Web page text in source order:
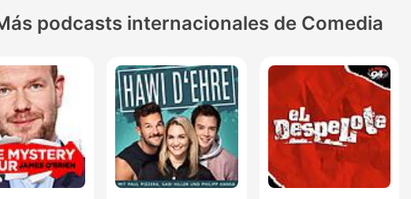
podcasts internacionales de Comedia